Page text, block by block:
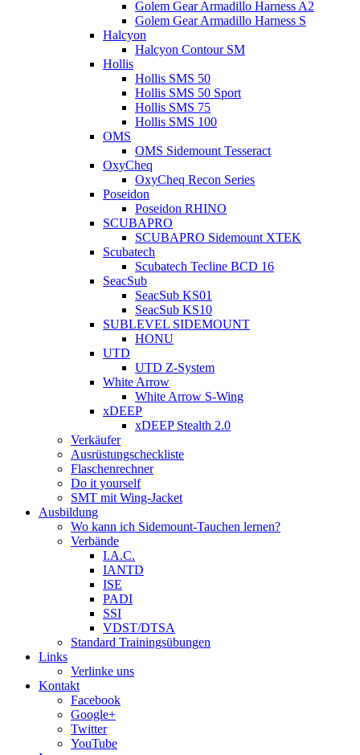
Golem Gear Armadillo Harness A2
Golem Gear Armadillo Harness S
Halcyon
Halcyon Contour SM
Hollis
Hollis SMS 50
Hollis SMS 50 Sport
Hollis SMS 75
Hollis SMS 100
OMS
OMS Sidemount Tesseract
OxyCheq
OxyCheq Recon Series
Poseidon
Poseidon RHINO
SCUBAPRO
SCUBAPRO Sidemount XTEK
Scubatech
Scubatech Tecline BCD 16
SeacSub
SeacSub KS01
SeacSub KS10
SUBLEVEL SIDEMOUNT
HONU
UTD
UTD Z-System
White Arrow
White Arrow S-Wing
xDEEP
xDEEP Stealth 2.0
Verkäufer
Ausrüstungscheckliste
Flaschenrechner
Do it yourself
SMT mit Wing-Jacket
Ausbildung
Wo kann ich Sidemount-Tauchen lernen?
Verbände
I.A.C.
IANTD
ISE
PADI
SSI
VDST/DTSA
Standard Trainingsübungen
Links
Verlinke uns
Kontakt
Facebook
Google+
Twitter
YouTube